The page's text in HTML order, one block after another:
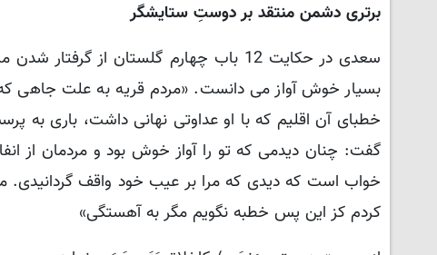
برتری دشمن منتقد بر دوستِ ستایشگر
سعدی در حکایت 12 باب چهارم گلستان
بسیار خوش آواز می دانست. «مردم قریه به علت جاهی
خطبای آن اقلیم که با او عداوتی نهانی داشت، باری به
گفت: چنان دیدمی که تو را آواز خوش بود و مردمان از
خواب است که دیدی که مرا بر عیب خود واقف گردانیدی.
کردم کز این پس خطبه نگویم مگر به آهستگی»